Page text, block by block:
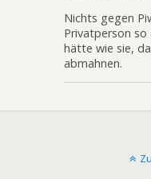
Nichts gegen
Privatperson so
hätte wie sie,
abmahnen.